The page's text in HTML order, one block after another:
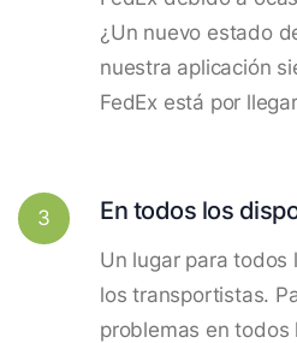
¿Un nuevo estado
nuestra aplicación
FedEx está por
3 En todos los
Un lugar para todos
los transportistas.
problemas en